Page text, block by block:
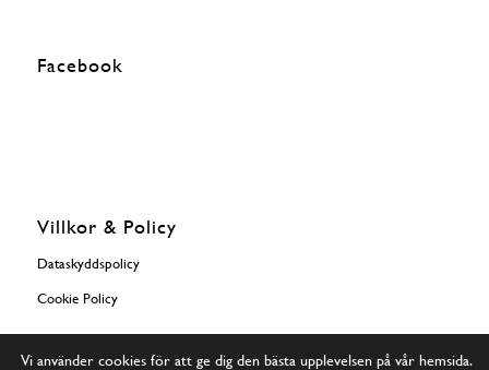
Facebook
Villkor & Policy
Dataskyddspolicy
Cookie Policy
Vi använder cookies för att ge dig den bästa upplevelsen på vår hemsida.